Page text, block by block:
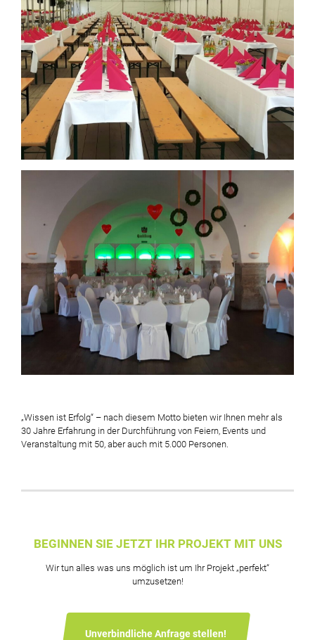
„Wissen ist Erfolg“ – nach diesem Motto bieten wir Ihnen mehr als
30 Jahre Erfahrung in der Durchführung von Feiern, Events und
Veranstaltung mit 50, aber auch mit 5.000 Personen.
BEGINNEN SIE JETZT IHR PROJEKT MIT UNS
Wir tun alles was uns möglich ist um Ihr Projekt „perfekt“
umzusetzen!
Unverbindliche Anfrage stellen!